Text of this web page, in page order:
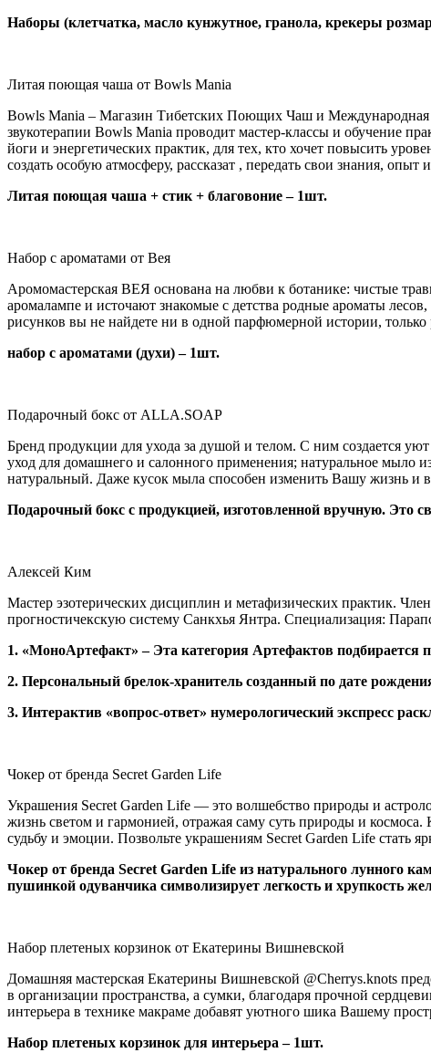
Наборы (клетчатка, масло кунжутное, гранола, крекеры
Литая поющая чаша от Bowls Mania
Bowls Mania – Магазин Тибетских Поющих Чаш и Международная
звукотерапии Bowls Mania проводит мастер-классы и обучение
йоги и энергетических практик, для тех, кто хочет повысить
создать особую атмосферу, рассказат , передать свои знания,
Литая поющая чаша + стик + благовоние – 1шт.
Набор с ароматами от Вея
Аромомастерская ВЕЯ основана на любви к ботанике: чистые
аромалампе и источают знакомые с детства родные ароматы
рисунков вы не найдете ни в одной парфюмерной истории,
набор с ароматами (духи) – 1шт.
Подарочный бокс от ALLA.SOAP
Бренд продукции для ухода за душой и телом. С ним создается
уход для домашнего и салонного применения; натуральное мыло
натуральный. Даже кусок мыла способен изменить Вашу жизнь и
Подарочный бокс с продукцией, изготовленной вручную. Это
Алексей Ким
Мастер эзотерических дисциплин и метафизических практик.
прогностичекскую систему Санкхья Янтра. Специализация:
1. «МоноАртефакт» – Эта категория Артефактов подбирается
2. Персональный брелок-хранитель созданный по дате
3. Интерактив «вопрос-ответ» нумерологический экспресс
Чокер от бренда Secret Garden Life
Украшения Secret Garden Life — это волшебство природы и
жизнь светом и гармонией, отражая саму суть природы и
судьбу и эмоции. Позвольте украшениям Secret Garden Life
Чокер от бренда Secret Garden Life из натурального лунного
пушинкой одуванчика символизирует легкость и хрупкость
Набор плетеных корзинок от Екатерины Вишневской
Домашняя мастерская Екатерины Вишневской @Cherrys.knots
в организации пространства, а сумки, благодаря прочной
интерьера в технике макраме добавят уютного шика Вашему
Набор плетеных корзинок для интерьера – 1шт.